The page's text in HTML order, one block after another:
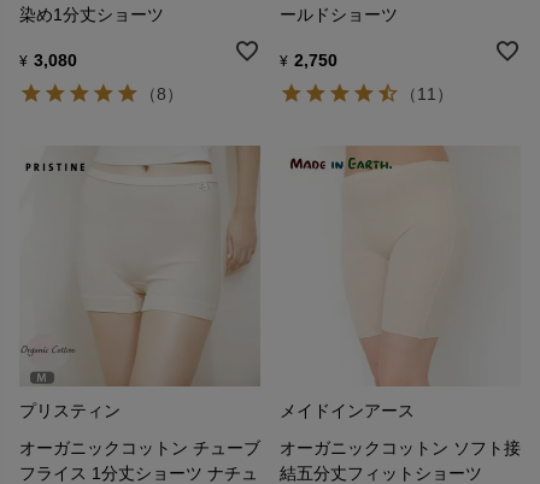
染め1分丈ショーツ
¥ 3,080
（8）
ールドショーツ
¥ 2,750
（11）
プリスティン
オーガニックコットン チューブ
フライス 1分丈ショーツ ナチュ
メイドインアース
オーガニックコットン ソフト接
結五分丈フィットショーツ